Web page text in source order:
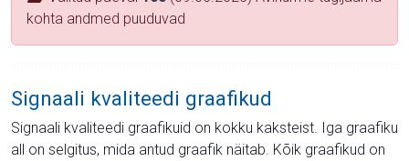
kohta andmed puuduvad
Signaali kvaliteedi graafikud
Signaali kvaliteedi graafikuid on kokku kaksteist. Iga graafiku
all on selgitus, mida antud graafik näitab. Kõik graafikud on